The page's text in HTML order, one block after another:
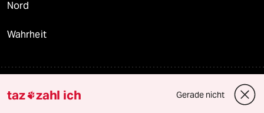
Nord
Wahrheit
Themen
taz zahl ich Gerade nicht